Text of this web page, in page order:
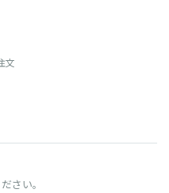
文
さい。